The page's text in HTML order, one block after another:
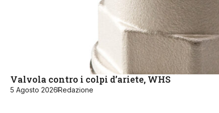
Valvola contro i colpi d’ariete, WHS
5 Agosto 2026Redazione